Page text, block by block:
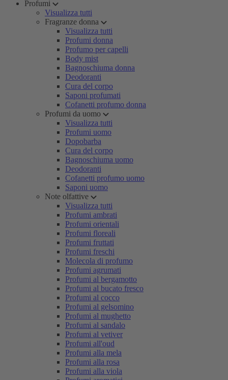
Profumi
Visualizza tutti
Fragranze donna
Visualizza tutti
Profumi donna
Profumo per capelli
Body mist
Bagnoschiuma donna
Deodoranti
Cura del corpo
Saponi profumati
Cofanetti profumo donna
Profumi da uomo
Visualizza tutti
Profumi uomo
Dopobarba
Cura del corpo
Bagnoschiuma uomo
Deodoranti
Cofanetti profumo uomo
Saponi uomo
Note olfattive
Visualizza tutti
Profumi ambrati
Profumi orientali
Profumi floreali
Profumi fruttati
Profumi freschi
Molecola di profumo
Profumi agrumati
Profumi al bergamotto
Profumi al bucato fresco
Profumi al cocco
Profumi al gelsomino
Profumi al mughetto
Profumi al sandalo
Profumi al vetiver
Profumi all'oud
Profumi alla mela
Profumi alla rosa
Profumi alla viola